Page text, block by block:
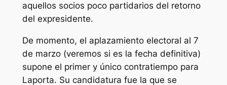
aquellos socios poco partidarios del retorno
del expresidente.
De momento, el aplazamiento electoral al 7
de marzo (veremos si es la fecha definitiva)
supone el primer y único contratiempo para
Laporta. Su candidatura fue la que se